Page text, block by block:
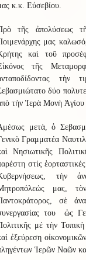
κ.κ. Εὐσεβίου.
τῆς ἀπολύσεως
μας
καὶ τοῦ
τῆς
τὴν
δύο
τὴν Ἱερὰ Μονὴ
μετὰ, ὁ
Γραμματέα
Νησιωτικῆς
στίς
τὴν
μας,
σὲ
του ὡς
μέ τὴν
ἐξεύρεση
Ἱερῶν Ναῶν